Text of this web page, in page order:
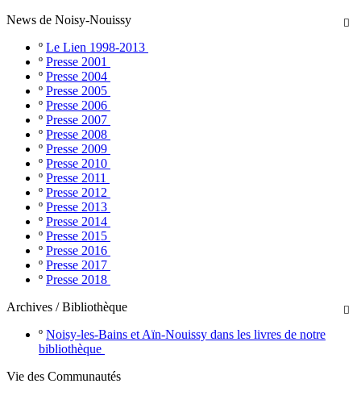

News de Noisy-Nouissy
º Le Lien 1998-2013
º Presse 2001
º Presse 2004
º Presse 2005
º Presse 2006
º Presse 2007
º Presse 2008
º Presse 2009
º Presse 2010
º Presse 2011
º Presse 2012
º Presse 2013
º Presse 2014
º Presse 2015
º Presse 2016
º Presse 2017
º Presse 2018

Archives / Bibliothèque
º Noisy-les-Bains et Aïn-Nouissy dans les livres de notre
bibliothèque
Vie des Communautés